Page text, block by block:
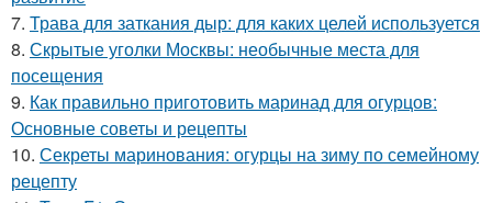
7. Трава для заткания дыр: для каких целей используется
8. Скрытые уголки Москвы: необычные места для
посещения
9. Как правильно приготовить маринад для огурцов:
Основные советы и рецепты
10. Секреты маринования: огурцы на зиму по семейному
рецепту